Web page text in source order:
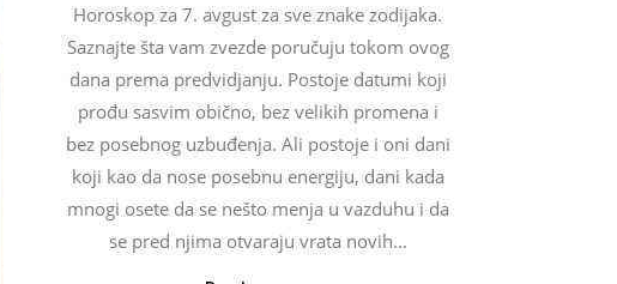
Horoskop za 7. avgust za sve znake zodijaka.
Saznajte šta vam zvezde poručuju tokom ovog
dana prema predvidjanju. Postoje datumi koji
prođu sasvim obično, bez velikih promena i
bez posebnog uzbuđenja. Ali postoje i oni dani
koji kao da nose posebnu energiju, dani kada
mnogi osete da se nešto menja u vazduhu i da
se pred njima otvaraju vrata novih...